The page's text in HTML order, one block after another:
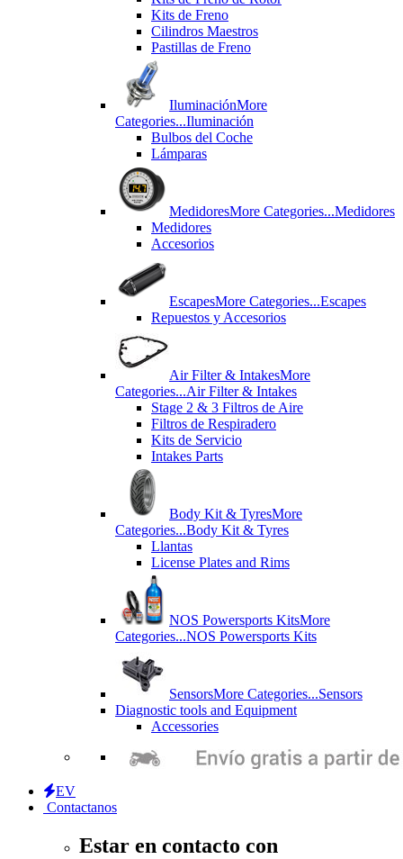
Kits de Freno
Cilindros Maestros
Pastillas de Freno
IluminaciónMore
Categories...Iluminación
Bulbos del Coche
Lámparas
MedidoresMore Categories...Medidores
Medidores
Accesorios
EscapesMore Categories...Escapes
Repuestos y Accesorios
Air Filter & IntakesMore
Categories...Air Filter & Intakes
Stage 2 & 3 Filtros de Aire
Filtros de Respiradero
Kits de Servicio
Intakes Parts
Body Kit & TyresMore
Categories...Body Kit & Tyres
Llantas
License Plates and Rims
NOS Powersports KitsMore
Categories...NOS Powersports Kits
SensorsMore Categories...Sensors
Diagnostic tools and Equipment
Accessories
EV
Contactanos
Estar en contacto con